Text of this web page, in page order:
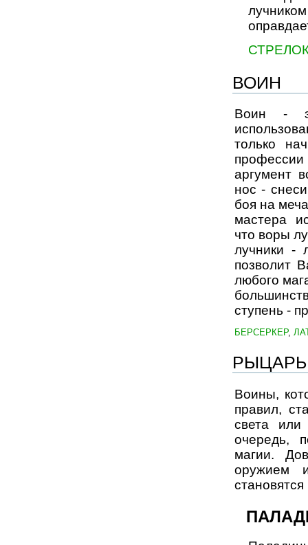
ВОИН
Воин -
только
аргумент
нос -
боя на
мастера
что воры
лучники -
позволит
любого
ступень -
БЕРСЕРКЕР,
РЫЦАРЬ
Воины,
правил,
света
очередь,
магии.
оружием